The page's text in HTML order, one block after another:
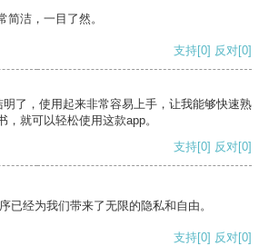
简洁，一目了然。
支持[0] 反对[0]
了，使用起来非常容易上手，让我能够快速熟
就可以轻松使用这款app。
支持[0] 反对[0]
已经为我们带来了无限的隐私和自由。
支持[0] 反对[0]